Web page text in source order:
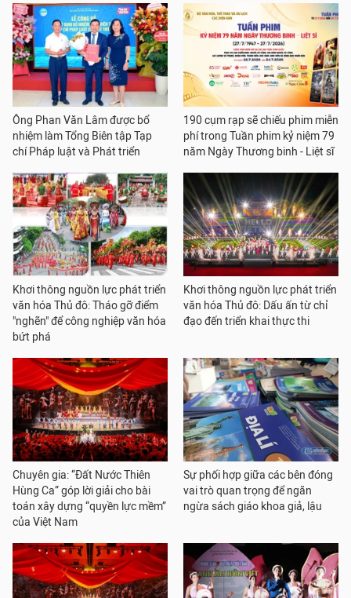
Ông Phan Văn Lâm được bổ
nhiệm làm Tổng Biên tập Tạp
chí Pháp luật và Phát triển
190 cụm rạp sẽ chiếu phim miễn
phí trong Tuần phim kỷ niệm 79
năm Ngày Thương binh - Liệt sĩ
Khơi thông nguồn lực phát triển
văn hóa Thủ đô: Tháo gỡ điểm
"nghẽn" để công nghiệp văn hóa
bứt phá
Khơi thông nguồn lực phát triển
văn hóa Thủ đô: Dấu ấn từ chỉ
đạo đến triển khai thực thi
Chuyên gia: “Đất Nước Thiên
Hùng Ca” góp lời giải cho bài
toán xây dựng “quyền lực mềm”
của Việt Nam
Sự phối hợp giữa các bên đóng
vai trò quan trọng để ngăn
ngừa sách giáo khoa giả, lậu